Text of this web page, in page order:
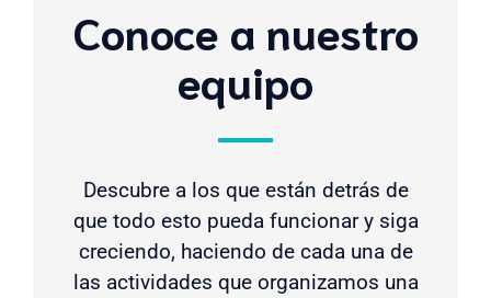
Conoce a nuestro
equipo
Descubre a los que están detrás de
que todo esto pueda funcionar y siga
creciendo, haciendo de cada una de
las actividades que organizamos una